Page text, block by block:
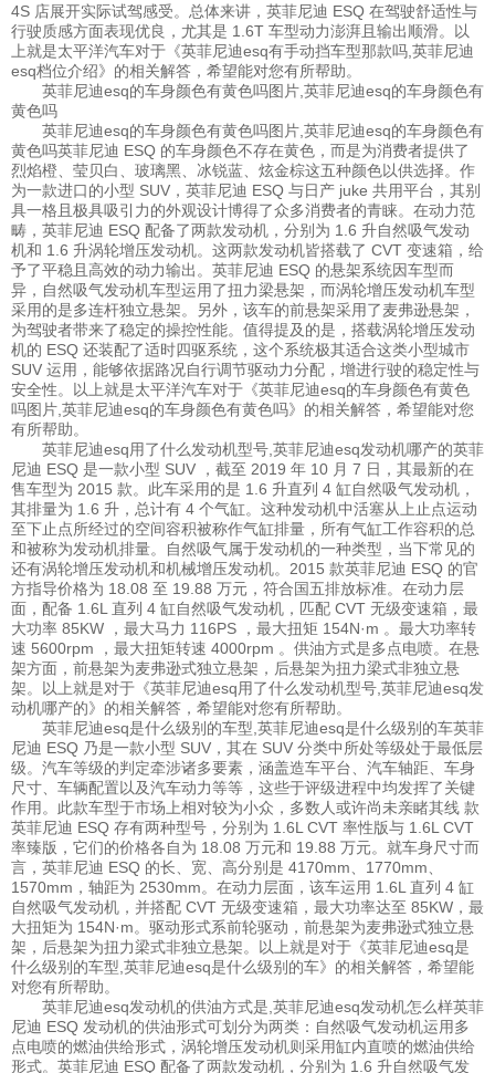
4S 店展开实际试驾感受。总体来讲，英菲尼迪 ESQ 在驾驶舒适性与
行驶质感方面表现优良，尤其是 1.6T 车型动力澎湃且输出顺滑。以
上就是太平洋汽车对于《英菲尼迪esq有手动挡车型那款吗,英菲尼迪
esq档位介绍》的相关解答，希望能对您有所帮助。
英菲尼迪esq的车身颜色有黄色吗图片,英菲尼迪esq的车身颜色有
黄色吗
英菲尼迪esq的车身颜色有黄色吗图片,英菲尼迪esq的车身颜色有
黄色吗英菲尼迪 ESQ 的车身颜色不存在黄色，而是为消费者提供了
烈焰橙、莹贝白、玻璃黑、冰锐蓝、炫金棕这五种颜色以供选择。作
为一款进口的小型 SUV，英菲尼迪 ESQ 与日产 juke 共用平台，其别
具一格且极具吸引力的外观设计博得了众多消费者的青睐。在动力范
畴，英菲尼迪 ESQ 配备了两款发动机，分别为 1.6 升自然吸气发动
机和 1.6 升涡轮增压发动机。这两款发动机皆搭载了 CVT 变速箱，给
予了平稳且高效的动力输出。英菲尼迪 ESQ 的悬架系统因车型而
异，自然吸气发动机车型运用了扭力梁悬架，而涡轮增压发动机车型
采用的是多连杆独立悬架。另外，该车的前悬架采用了麦弗逊悬架，
为驾驶者带来了稳定的操控性能。值得提及的是，搭载涡轮增压发动
机的 ESQ 还装配了适时四驱系统，这个系统极其适合这类小型城市
SUV 运用，能够依据路况自行调节驱动力分配，增进行驶的稳定性与
安全性。以上就是太平洋汽车对于《英菲尼迪esq的车身颜色有黄色
吗图片,英菲尼迪esq的车身颜色有黄色吗》的相关解答，希望能对您
有所帮助。
英菲尼迪esq用了什么发动机型号,英菲尼迪esq发动机哪产的英菲
尼迪 ESQ 是一款小型 SUV ，截至 2019 年 10 月 7 日，其最新的在
售车型为 2015 款。此车采用的是 1.6 升直列 4 缸自然吸气发动机，
其排量为 1.6 升，总计有 4 个气缸。这种发动机中活塞从上止点运动
至下止点所经过的空间容积被称作气缸排量，所有气缸工作容积的总
和被称为发动机排量。自然吸气属于发动机的一种类型，当下常见的
还有涡轮增压发动机和机械增压发动机。2015 款英菲尼迪 ESQ 的官
方指导价格为 18.08 至 19.88 万元，符合国五排放标准。在动力层
面，配备 1.6L 直列 4 缸自然吸气发动机，匹配 CVT 无级变速箱，最
大功率 85KW ，最大马力 116PS ，最大扭矩 154N·m 。最大功率转
速 5600rpm ，最大扭矩转速 4000rpm 。供油方式是多点电喷。在悬
架方面，前悬架为麦弗逊式独立悬架，后悬架为扭力梁式非独立悬
架。以上就是对于《英菲尼迪esq用了什么发动机型号,英菲尼迪esq发
动机哪产的》的相关解答，希望能对您有所帮助。
英菲尼迪esq是什么级别的车型,英菲尼迪esq是什么级别的车英菲
尼迪 ESQ 乃是一款小型 SUV，其在 SUV 分类中所处等级处于最低层
级。汽车等级的判定牵涉诸多要素，涵盖造车平台、汽车轴距、车身
尺寸、车辆配置以及汽车动力等等，这些于评级进程中均发挥了关键
作用。此款车型于市场上相对较为小众，多数人或许尚未亲睹其线 款
英菲尼迪 ESQ 存有两种型号，分别为 1.6L CVT 率性版与 1.6L CVT
率臻版，它们的价格各自为 18.08 万元和 19.88 万元。就车身尺寸而
言，英菲尼迪 ESQ 的长、宽、高分别是 4170mm、1770mm、
1570mm，轴距为 2530mm。在动力层面，该车运用 1.6L 直列 4 缸
自然吸气发动机，并搭配 CVT 无级变速箱，最大功率达至 85KW，最
大扭矩为 154N·m。驱动形式系前轮驱动，前悬架为麦弗逊式独立悬
架，后悬架为扭力梁式非独立悬架。以上就是对于《英菲尼迪esq是
什么级别的车型,英菲尼迪esq是什么级别的车》的相关解答，希望能
对您有所帮助。
英菲尼迪esq发动机的供油方式是,英菲尼迪esq发动机怎么样英菲
尼迪 ESQ 发动机的供油形式可划分为两类：自然吸气发动机运用多
点电喷的燃油供给形式，涡轮增压发动机则采用缸内直喷的燃油供给
形式。英菲尼迪 ESQ 配备了两款发动机，分别为 1.6 升自然吸气发